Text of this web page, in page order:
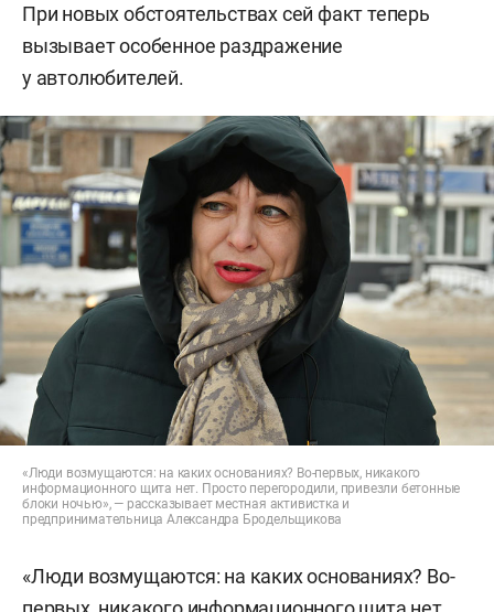
При новых обстоятельствах сей факт теперь
вызывает особенное раздражение
у автолюбителей.
«Люди возмущаются: на каких основаниях? Во-первых, никакого
информационного щита нет. Просто перегородили, привезли бетонные
блоки ночью», — рассказывает местная активистка и
предпринимательница Александра Бродельщикова
«Люди возмущаются: на каких основаниях? Во-